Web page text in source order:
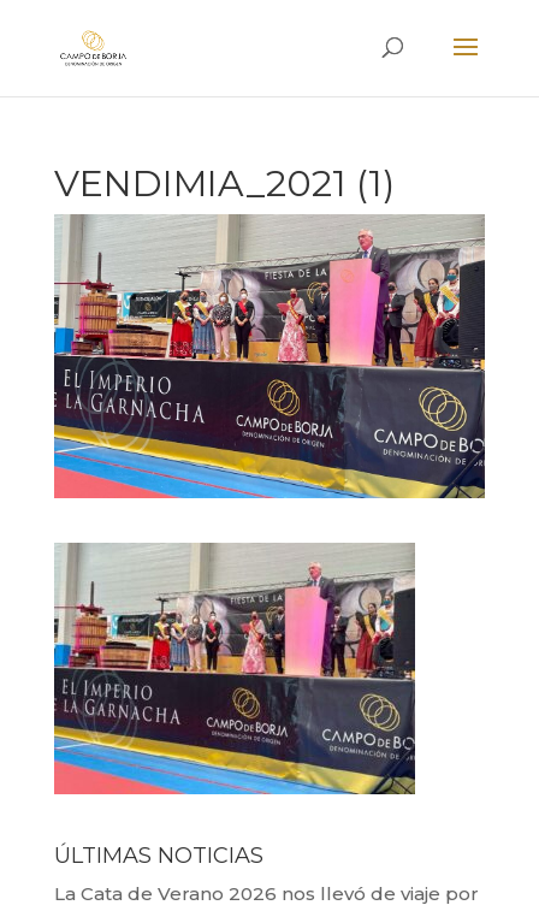
VENDIMIA_2021 (1)
ÚLTIMAS NOTICIAS
La Cata de Verano 2026 nos llevó de viaje por